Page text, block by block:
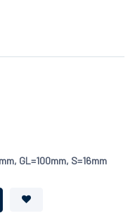
GL=100mm, S=16mm